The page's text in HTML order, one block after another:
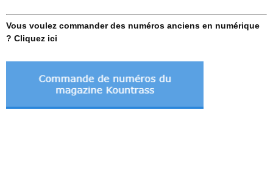
Vous voulez commander des numéros anciens en numérique
? Cliquez ici